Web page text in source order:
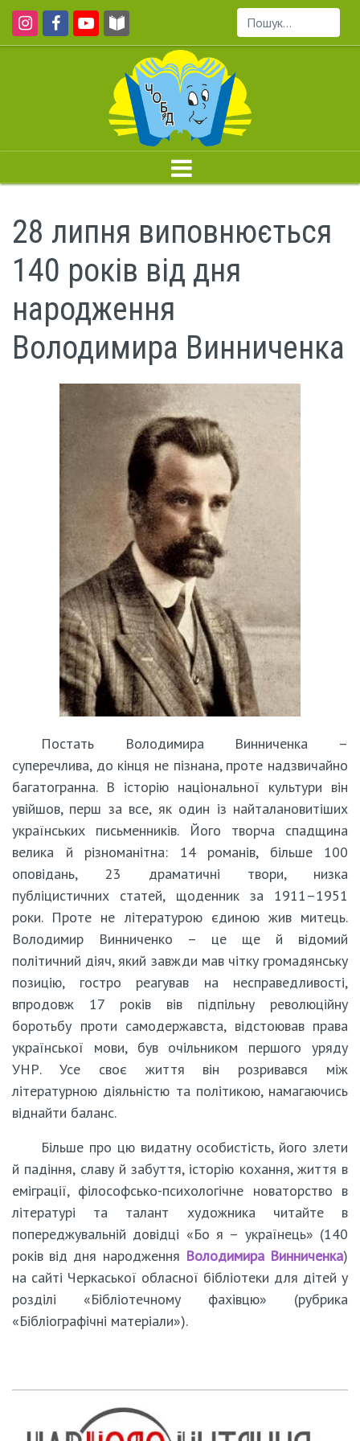
Пошук...
28 липня виповнюється
140 років від дня
народження
Володимира Винниченка
Постать Володимира Винниченка –
суперечлива, до кінця не пізнана, проте надзвичайно
багатогранна. В історію національної культури він
увійшов, перш за все, як один із найталановитіших
українських письменників. Його творча спадщина
велика й різноманітна: 14 романів, більше 100
оповідань, 23 драматичні твори, низка
публіцистичних статей, щоденник за 1911–1951
роки. Проте не літературою єдиною жив митець.
Володимир Винниченко – це ще й відомий
політичний діяч, який завжди мав чітку громадянську
позицію, гостро реагував на несправедливості,
впродовж 17 років вів підпільну революційну
боротьбу проти самодержавста, відстоював права
української мови, був очільником першого уряду
УНР. Усе своє життя він розривався між
літературною діяльністю та політикою, намагаючись
віднайти баланс.
Більше про цю видатну особистість, його злети
й падіння, славу й забуття, історію кохання, життя в
еміграції, філософсько-психологічне новаторство в
літературі та талант художника читайте в
попереджувальній довідці «Бо я – українець» (140
років від дня народження Володимира Винниченка)
на сайті Черкаської обласної бібліотеки для дітей у
розділі «Бібліотечному фахівцю» (рубрика
«Бібліографічні матеріали»).